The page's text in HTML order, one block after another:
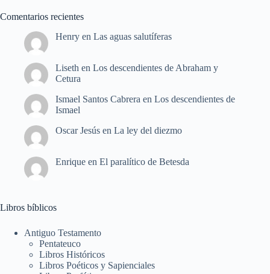
Comentarios recientes
Henry en Las aguas salutíferas
Liseth en Los descendientes de Abraham y
Cetura
Ismael Santos Cabrera en Los descendientes de
Ismael
Oscar Jesús en La ley del diezmo
Enrique en El paralítico de Betesda
Libros bíblicos
Antiguo Testamento
Pentateuco
Libros Históricos
Libros Poéticos y Sapienciales